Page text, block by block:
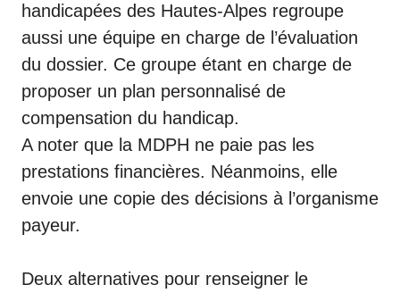
handicapées des Hautes-Alpes regroupe
aussi une équipe en charge de l’évaluation
du dossier. Ce groupe étant en charge de
proposer un plan personnalisé de
compensation du handicap.
A noter que la MDPH ne paie pas les
prestations financières. Néanmoins, elle
envoie une copie des décisions à l’organisme
payeur.
Deux alternatives pour renseigner le